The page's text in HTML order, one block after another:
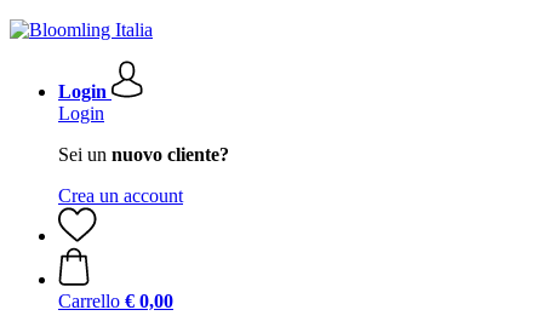
Login
Login
Sei un nuovo cliente?
Crea un account
Carrello € 0,00